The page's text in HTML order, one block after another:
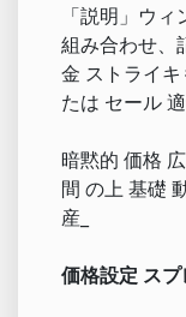
「説明」ウ
組み合わせ、
金 ストライキ
たは セール
暗黙的 価格
間 の上 基礎
産_
価格設定 ス